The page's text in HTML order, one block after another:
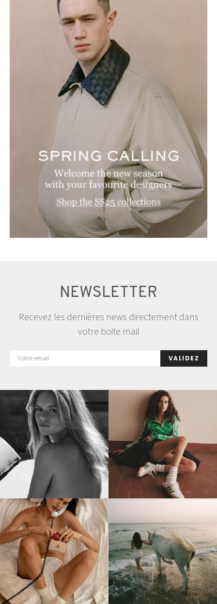
NEWSLETTER
Recevez les dernières news directement dans
votre boite mail
VALIDEZ